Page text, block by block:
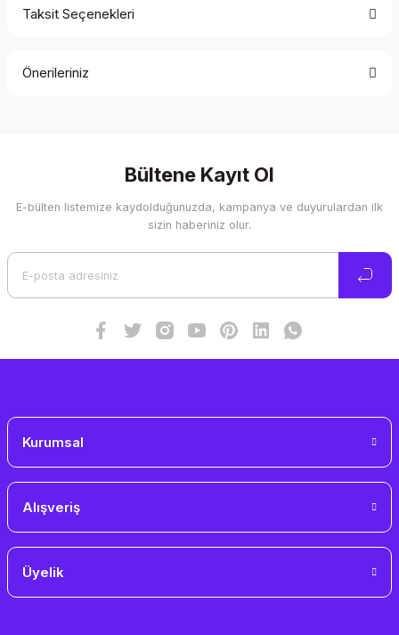
Taksit Seçenekleri
Önerileriniz
Görüş ve önerileriniz için teşekkür ederiz.
Ürün resmi kalitesiz, bozuk veya görüntülenemiyor.
Bültene Kayıt Ol
E-bülten listemize kaydolduğunuzda, kampanya ve duyurulardan ilk
sizin haberiniz olur.
Kurumsal
Alışveriş
Üyelik